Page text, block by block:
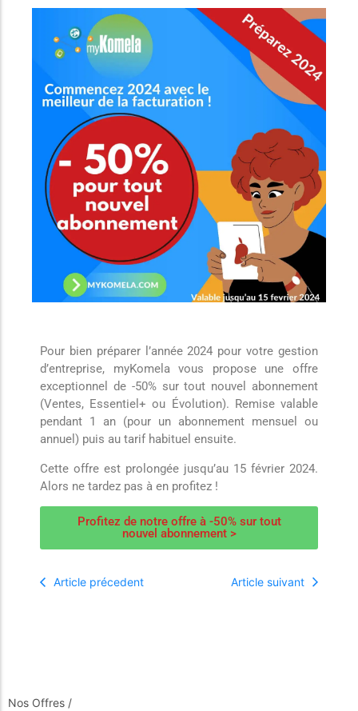
Pour bien préparer l’année 2024 pour votre gestion
d’entreprise, myKomela vous propose une offre
exceptionnel de -50% sur tout nouvel abonnement
(Ventes, Essentiel+ ou Évolution). Remise valable
pendant 1 an (pour un abonnement mensuel ou
annuel) puis au tarif habituel ensuite.
Cette offre est prolongée jusqu’au 15 février 2024.
Alors ne tardez pas à en profitez !
Profitez de notre offre à -50% sur tout
nouvel abonnement >
Article précedent Article suivant
Nos Offres /